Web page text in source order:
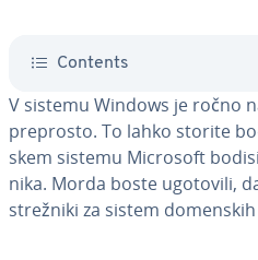
Contents
V sistemu Windows je ročno
preprosto. To lahko storite
skem sistemu Microsoft
ni­ka. Morda boste ugotovili,
strežniki za sistem domenskih